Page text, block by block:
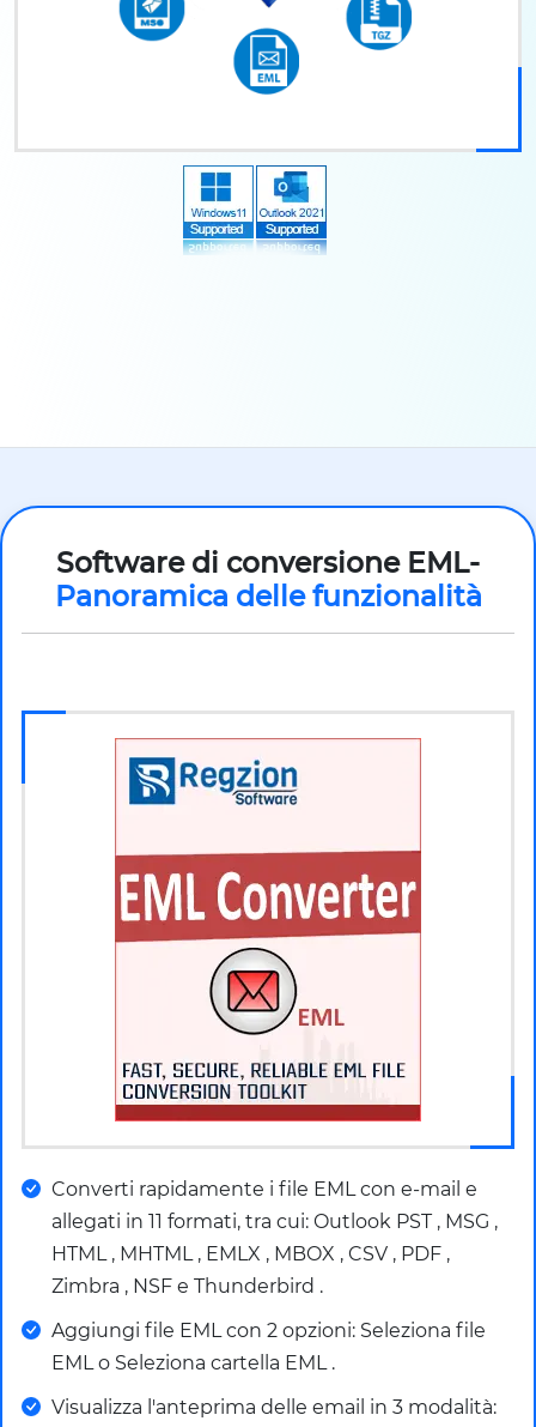
Software di conversione EML-
Panoramica delle funzionalità
Converti rapidamente i file EML con e-mail e
allegati in 11 formati, tra cui: Outlook PST , MSG ,
HTML , MHTML , EMLX , MBOX , CSV , PDF ,
Zimbra , NSF e Thunderbird .
Aggiungi file EML con 2 opzioni: Seleziona file
EML o Seleziona cartella EML .
Visualizza l'anteprima delle email in 3 modalità: